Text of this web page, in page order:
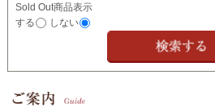
Sold Out商品表示
する
しない